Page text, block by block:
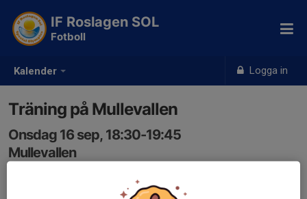
Kalender Logga in
IF Roslagen SOL
Fotboll
Träning på Mullevallen
Onsdag 16 sep, 18:30-19:45
Mullevallen
Samling: 18:25, Mullevallen